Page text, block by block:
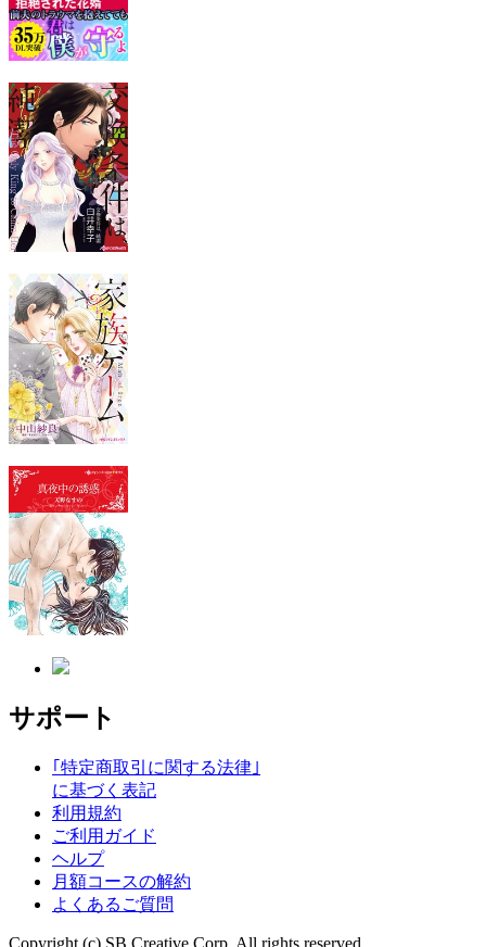
サポート
｢特定商取引に関する法律｣
に基づく表記
利用規約
ご利用ガイド
ヘルプ
月額コースの解約
よくあるご質問
Copyright (c) SB Creative Corp. All rights reserved.